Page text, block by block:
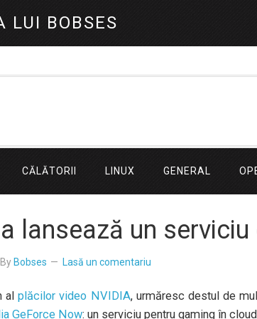
LUI BOBSES
CĂLĂTORII LINUX GENERAL
lansează un
By Bobses Lasă un comentariu
alplăcilor video NVIDIA, urmăresc destul de
GeForce Now: un serviciu pentru gaming în